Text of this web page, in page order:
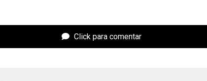
Click para comentar